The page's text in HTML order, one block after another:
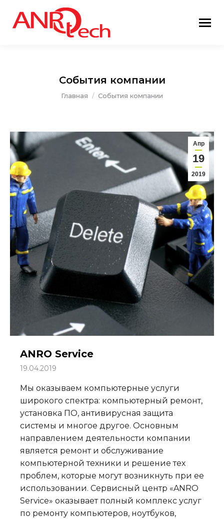
События компании
Вы здесь:
Главная События компании
Апр
19
2019
ANRO Service
19.04.2019
Мы оказываем компьютерные услуги
широкого спектра: компьютерный ремонт,
установка ПО, антивирусная защита
системы и многое другое. Основным
направлением деятельности компании
является ремонт и обслуживание
компьютерной техники и решение тех
проблем, которые могут возникнуть при ее
использовании. Сервисный центр «ANRO
Service» оказывает полный комплекс услуг
по ремонту компьютеров, ноутбуков,